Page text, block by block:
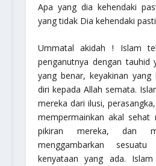
Apa yang dia kehendaki
yang tidak Dia kehendaki
Ummatal akidah ! Islam
penganutnya dengan tauhid
yang benar, keyakinan
diri kepada Allah semata.
mereka dari ilusi,
mempermainkan akal sehat
pikiran mereka, dan
menggambarkan
kenyataan yang ada.